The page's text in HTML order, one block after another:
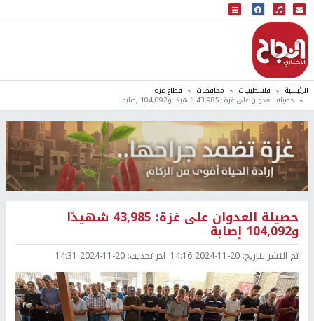
البث المباشر
إذاعة النجاح
الرئيسية فلسطينيات محافظات قطاع غزة
حصيلة العدوان على غزة: 43,985 شهيدًا و104,092 إصابة
حصيلة العدوان على غزة: 43,985 شهيدًا
و104,092 إصابة
تم النشر بتاريخ: 2024-11-20 14:16 اخر تحديث: 2024-11-20 14:31